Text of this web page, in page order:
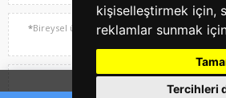
kişiselleştirmek için,
reklamlar sunmak
Tercihleri
İlan sahibi: Yasin
*Bireysel üyeliklerdeücretsiz ilan sayısı 2
Her bir ilan
Telif Hakkı © 1997 - 2025